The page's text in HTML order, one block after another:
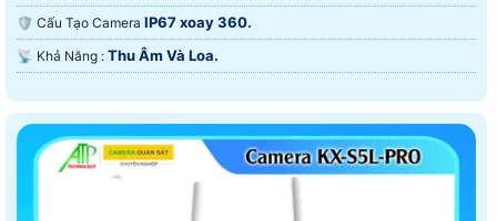
🛡 Cấu Tạo Camera IP67 xoay 360.
️📡 Khả Năng : Thu Âm Và Loa.